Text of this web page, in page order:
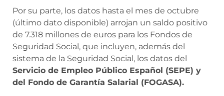
Por su parte, los datos hasta el mes de octubre
(último dato disponible) arrojan un saldo positivo
de 7.318 millones de euros para los Fondos de
Seguridad Social, que incluyen, además del
sistema de la Seguridad Social, los datos del
Servicio de Empleo Público Español (SEPE) y
del Fondo de Garantía Salarial (FOGASA).